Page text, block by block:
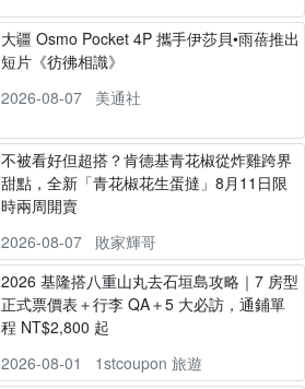
大疆 Osmo Pocket 4P 攜手伊莎貝•雨蓓推出
短片《彷彿相識》
2026-08-07
美通社
不被看好但超搭？肯德基青花椒從炸雞跨界
甜點，全新「青花椒花生蛋撻」8月11日限
時兩周開賣
2026-08-07
敗家輝哥
2026 基隆搭八重山丸去石垣島攻略｜7 房型
正式票價表＋行李 QA＋5 大必訪，通鋪單
程 NT$2,800 起
2026-08-01
1stcoupon 旅遊